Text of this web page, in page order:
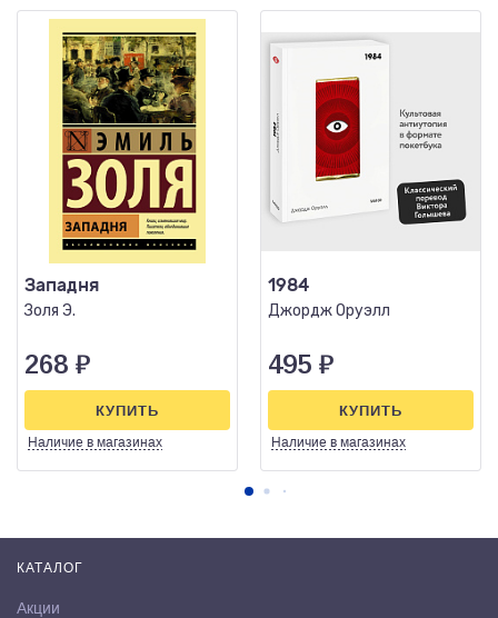
Западня
Золя Э.
268 ₽
Наличие в магазинах
КУПИТЬ
1984
Джордж Оруэлл
495 ₽
Наличие в магазинах
КУПИТЬ
КАТАЛОГ
Акции